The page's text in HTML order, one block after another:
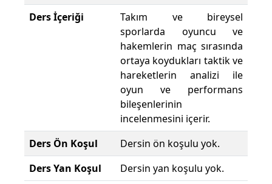
Ders İçeriği
Takım ve bireysel
sporlarda oyuncu ve
hakemlerin maç sırasında
ortaya koydukları taktik ve
hareketlerin analizi ile
oyun ve performans
bileşenlerinin
incelenmesini içerir.
Ders Ön Koşul
Dersin ön koşulu yok.
Ders Yan Koşul
Dersin yan koşulu yok.